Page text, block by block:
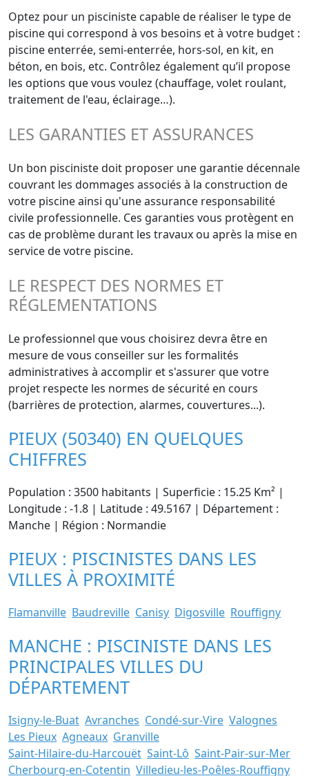
Optez pour un pisciniste capable de réaliser le type de
piscine qui correspond à vos besoins et à votre budget :
piscine enterrée, semi-enterrée, hors-sol, en kit, en
béton, en bois, etc. Contrôlez également qu’il propose
les options que vous voulez (chauffage, volet roulant,
traitement de l'eau, éclairage…).
LES GARANTIES ET ASSURANCES
Un bon pisciniste doit proposer une garantie décennale
couvrant les dommages associés à la construction de
votre piscine ainsi qu'une assurance responsabilité
civile professionnelle. Ces garanties vous protègent en
cas de problème durant les travaux ou après la mise en
service de votre piscine.
LE RESPECT DES NORMES ET
RÉGLEMENTATIONS
Le professionnel que vous choisirez devra être en
mesure de vous conseiller sur les formalités
administratives à accomplir et s'assurer que votre
projet respecte les normes de sécurité en cours
(barrières de protection, alarmes, couvertures...).
PIEUX (50340) EN QUELQUES
CHIFFRES
Population : 3500 habitants | Superficie : 15.25 Km² |
Longitude : -1.8 | Latitude : 49.5167 | Département :
Manche | Région : Normandie
PIEUX : PISCINISTES DANS LES
VILLES À PROXIMITÉ
Flamanville Baudreville Canisy Digosville Rouffigny
MANCHE : PISCINISTE DANS LES
PRINCIPALES VILLES DU
DÉPARTEMENT
Isigny-le-Buat Avranches Condé-sur-Vire Valognes
Les Pieux Agneaux Granville
Saint-Hilaire-du-Harcouët Saint-Lô Saint-Pair-sur-Mer
Cherbourg-en-Cotentin Villedieu-les-Poêles-Rouffigny